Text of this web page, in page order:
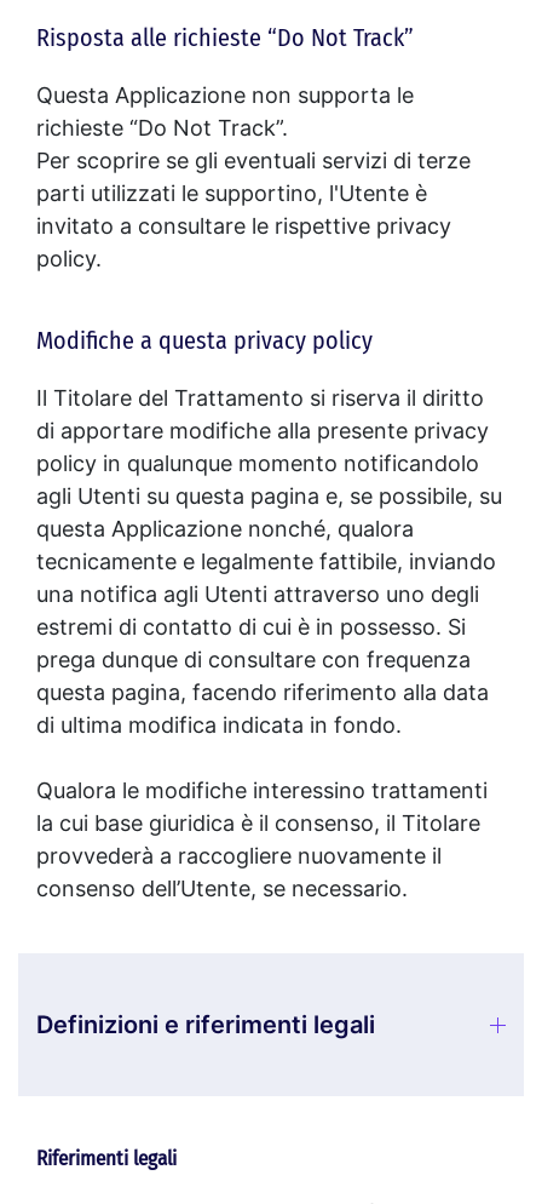
Risposta alle richieste “Do Not Track”
Questa Applicazione non supporta le
richieste “Do Not Track”.
Per scoprire se gli eventuali servizi di terze
parti utilizzati le supportino, l'Utente è
invitato a consultare le rispettive privacy
policy.
Modifiche a questa privacy policy
Il Titolare del Trattamento si riserva il diritto
di apportare modifiche alla presente privacy
policy in qualunque momento notificandolo
agli Utenti su questa pagina e, se possibile, su
questa Applicazione nonché, qualora
tecnicamente e legalmente fattibile, inviando
una notifica agli Utenti attraverso uno degli
estremi di contatto di cui è in possesso. Si
prega dunque di consultare con frequenza
questa pagina, facendo riferimento alla data
di ultima modifica indicata in fondo.
Qualora le modifiche interessino trattamenti
la cui base giuridica è il consenso, il Titolare
provvederà a raccogliere nuovamente il
consenso dell’Utente, se necessario.
Definizioni e riferimenti legali
Riferimenti legali